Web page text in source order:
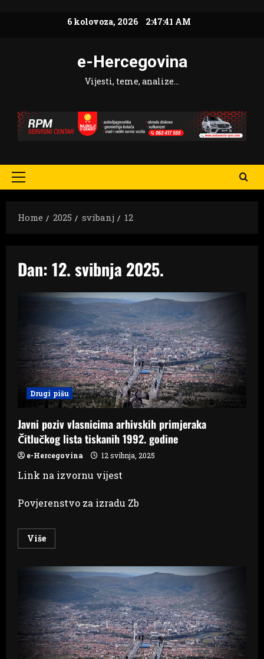
6 kolovoza, 2026 2:47:42 AM
e-Hercegovina
Vijesti, teme, analize…
Primary
Home
2025 svibanj 12
Dan:12. svibnja 2025.
Drugi pišu
Javni poziv vlasnicima arhivskih primjeraka
Čitlučkog lista tiskanih 1992. godine
e-Hercegovina 12 svibnja, 2025
Link na izvornu vijest
Povjerenstvo za izradu Zb
VišeRead
more
poziv
vlasnicima
arhivskih
primjeraka
Čitlučkog
lista
tiskanih
1992.
godine